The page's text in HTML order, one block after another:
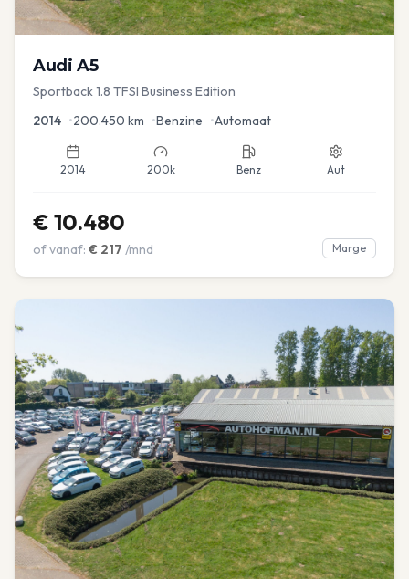
Audi A5
Sportback 1.8 TFSI Business Edition
2014 •200.450 km •Benzine •Automaat
2014 200k Benz Aut
€ 10.480
of vanaf: € 217 /mnd Marge